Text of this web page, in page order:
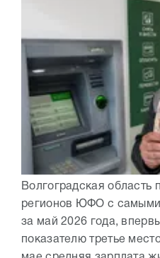
Волгоградская область
регионов ЮФО с
за май 2026 года,
показателю третье